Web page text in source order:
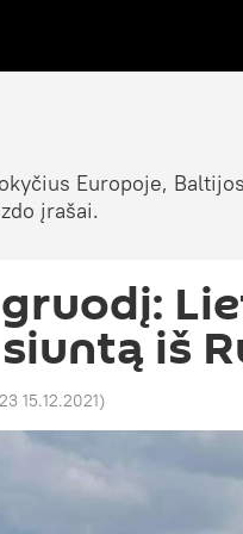
Europoje,
įrašai.
iš
15.12.2021)